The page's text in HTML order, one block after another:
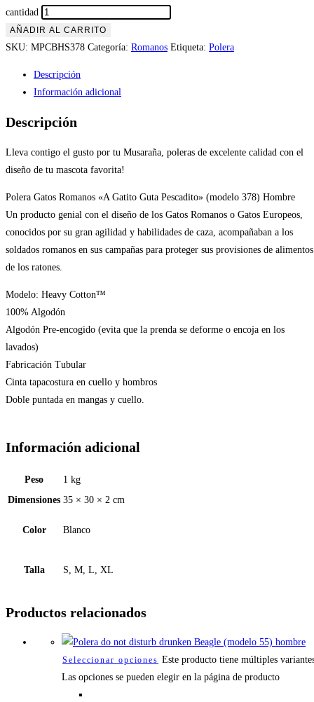
cantidad
AÑADIR AL CARRITO
SKU: MPCBHS378 Categoría: Romanos Etiqueta: Polera
Descripción
Información adicional
Descripción
Lleva contigo el gusto por tu Musaraña, poleras de excelente calidad con el
diseño de tu mascota favorita!
Polera Gatos Romanos «A Gatito Guta Pescadito» (modelo 378) Hombre
Un producto genial con el diseño de los Gatos Romanos o Gatos Europeos,
conocidos por su gran agilidad y habilidades de caza, acompañaban a los
soldados romanos en sus campañas para proteger sus provisiones de alimentos
de los ratones.
Modelo: Heavy Cotton™
100% Algodón
Algodón Pre-encogido (evita que la prenda se deforme o encoja en los
lavados)
Fabricación Tubular
Cinta tapacostura en cuello y hombros
Doble puntada en mangas y cuello.
Información adicional
Peso
1 kg
Dimensiones 35 × 30 × 2 cm
Color Blanco
Talla S, M, L, XL
Productos relacionados
Seleccionar opciones Este producto tiene múltiples
Las opciones se pueden elegir en la página de producto